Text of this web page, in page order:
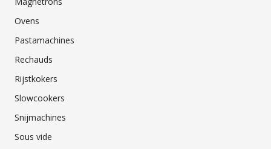
Ovens
Pastamachines
Rechauds
Rijstkokers
Slowcookers
Snijmachines
Sous vide